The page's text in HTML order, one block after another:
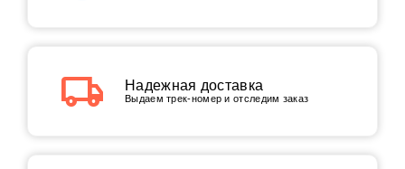
local_shipping Надежная доставка
Выдаем трек-номер и отследим заказ